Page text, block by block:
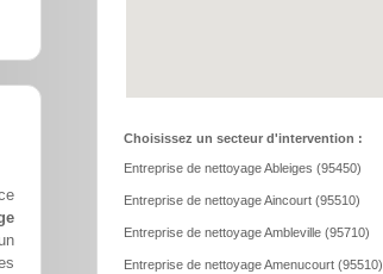
Choisissez un secteur d'intervention :
Entreprise de nettoyage Ableiges (95450)
Entreprise de nettoyage Aincourt (95510)
Entreprise de nettoyage Ambleville (95710)
Entreprise de nettoyage Amenucourt (95510)